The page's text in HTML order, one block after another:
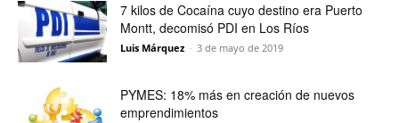
7 kilos de Cocaína cuyo destino era Puerto
Montt, decomisó PDI en Los Ríos
Luis Márquez - 3 de mayo de 2019
PYMES: 18% más en creación de nuevos
emprendimientos